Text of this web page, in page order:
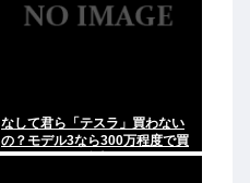
なして君ら「テスラ」買わない
の？モデル3なら300万程度で買
える.コスパ最強車がここにある